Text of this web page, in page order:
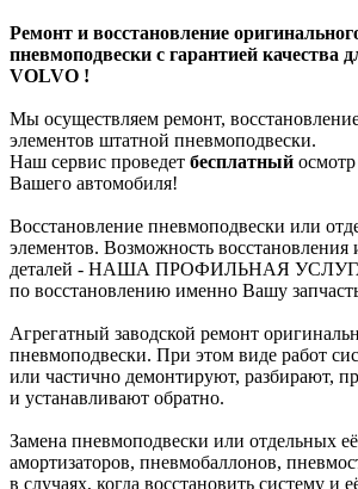
Ремонт и восстановление
пневмоподвески с гарантией качества
VOLVO !
Мы осуществляем ремонт,
элементов штатной пневмоподвески.
Наш сервис проведет бесплатный
Вашего автомобиля!
Восстановление пневмоподвески или
элементов. Возможность
деталей - НАША ПРОФИЛЬНАЯ УСЛУГА!
по восстановлению именно Вашу
Агрегатный заводской ремонт
пневмоподвески. При этом виде работ
или частично демонтируют, разбирают,
и устанавливают обратно.
Замена пневмоподвески или отдельных
амортизаторов, пневмобаллонов,
в случаях, когда восстановить систему и